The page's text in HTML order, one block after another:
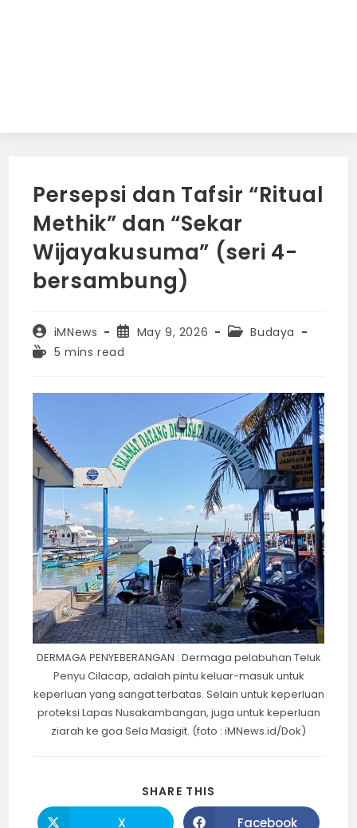
Persepsi dan Tafsir “Ritual
Methik” dan “Sekar
Wijayakusuma” (seri 4-
bersambung)
Post
author:
iMNews
Post
published:
May 9, 2026
PostBudaya
Reading
5 mins read
DERMAGA PENYEBERANGAN : Dermaga pelabuhan Teluk
Penyu Cilacap, adalah pintu keluar-masuk untuk
keperluan yang sangat terbatas. Selain untuk keperluan
proteksi Lapas Nusakambangan, juga untuk keperluan
ziarah ke goa Sela Masigit. (foto : iMNews.id/Dok)
SHARE THIS
X Facebook